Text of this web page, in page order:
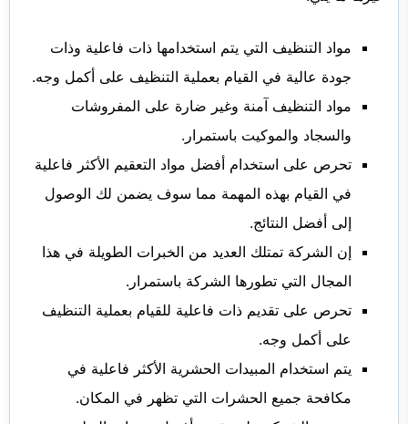
مواد التنظيف التي يتم استخدامها ذات فاعلية وذات
جودة عالية في القيام بعملية التنظيف على أكمل وجه.
مواد التنظيف آمنة وغير ضارة على المفروشات
والسجاد والموكيت باستمرار.
تحرص على استخدام أفضل مواد التعقيم الأكثر فاعلية
في القيام بهذه المهمة مما سوف يضمن لك الوصول
إلى أفضل النتائج.
إن الشركة تمتلك العديد من الخبرات الطويلة في هذا
المجال التي تطورها الشركة باستمرار.
تحرص على تقديم ذات فاعلية للقيام بعملية التنظيف
على أكمل وجه.
يتم استخدام المبيدات الحشرية الأكثر فاعلية في
مكافحة جميع الحشرات التي تظهر في المكان.